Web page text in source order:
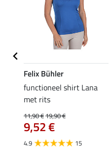
Felix Bühler
functioneel shirt Lana
met rits
11,90 €19,90 €
9,52 €
4.9 15